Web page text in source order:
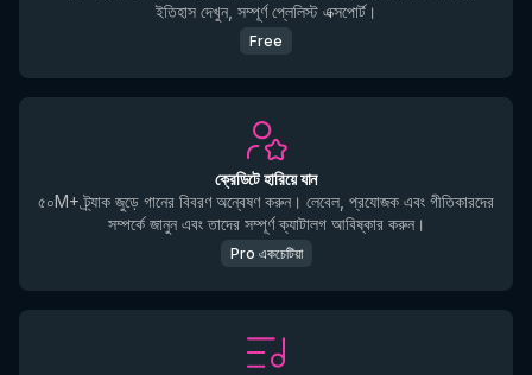
ইতিহাস দেখুন, সম্পূর্ণ প্লেলিস্ট এক্সপোর্ট।
Free
ক্রেডিটে হারিয়ে যান
৫০M+ ট্র্যাক জুড়ে গানের বিবরণ অন্বেষণ করুন। লেবেল, প্রযোজক এবং গীতিকারদের
সম্পর্কে জানুন এবং তাদের সম্পূর্ণ ক্যাটালগ আবিষ্কার করুন।
Pro একচেটিয়া